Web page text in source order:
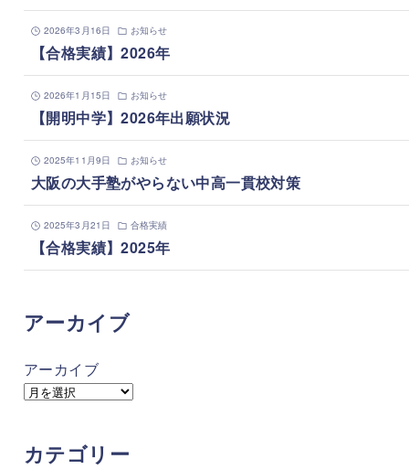
2026年3月16日 お知らせ
【合格実績】2026年
2026年1月15日 お知らせ
【開明中学】2026年出願状況
2025年11月9日 お知らせ
大阪の大手塾がやらない中高一貫校対策
2025年3月21日 合格実績
【合格実績】2025年
アーカイブ
アーカイブ
カテゴリー